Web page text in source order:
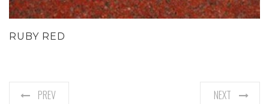
RUBY RED
PREV NEXT